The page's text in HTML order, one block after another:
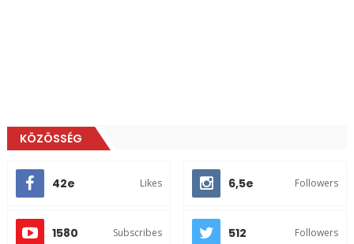
KÖZÖSSÉG
42e Likes 6,5e Followers
1580 Subscribes 512 Followers